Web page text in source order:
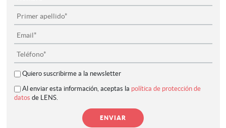
Quiero suscribirme a la newsletter
Al enviar esta información, aceptas la política de protección de
datos de LENS.